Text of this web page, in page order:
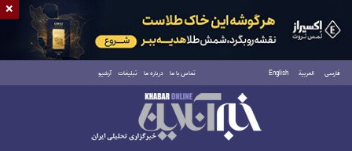
فارسی العربية English تماس با ما درباره ما تبلیغات آرشیو
جمعه ۱۶ مرداد ۱۴۰۵
×